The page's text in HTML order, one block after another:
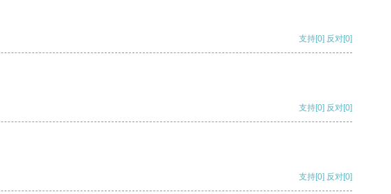
支持[0] 反对[0]
支持[0] 反对[0]
支持[0] 反对[0]